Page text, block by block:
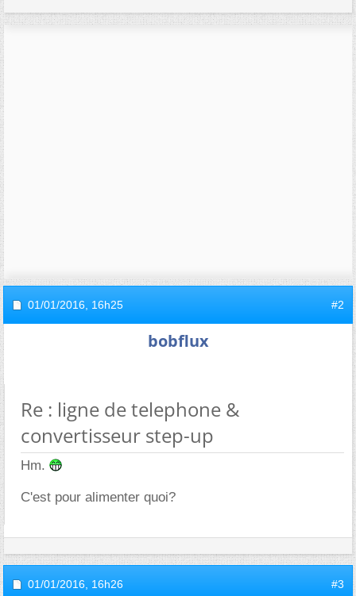
01/01/2016, 16h25 #2
bobflux
Re : ligne de telephone &
convertisseur step-up
Hm.
C'est pour alimenter quoi?
01/01/2016, 16h26 #3